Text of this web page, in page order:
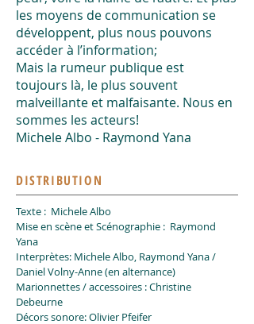
les moyens de communication se
développent, plus nous pouvons
accéder à l’information;
Mais la rumeur publique est
toujours là, le plus souvent
malveillante et malfaisante. Nous en
sommes les acteurs!
Michele Albo - Raymond Yana
DISTRIBUTION
Texte : Michele Albo
Mise en scène et Scénographie : Raymond
Yana
Interprètes: Michele Albo, Raymond Yana /
Daniel Volny-Anne (en alternance)
Marionnettes / accessoires : Christine
Debeurne
Décors sonore: Olivier Pfeifer